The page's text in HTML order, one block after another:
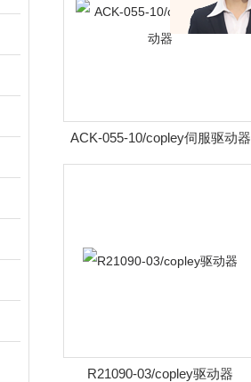
ACK-055-10/copley伺服驱动器
R21090-03/copley驱动器